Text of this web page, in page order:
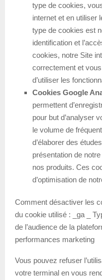
type de cookies,
internet et en utiliser
type de cookies est
identification et
cookies, notre Site
correctement et
d’utiliser les
Cookies Google
permettent
pour but d’analyser
le volume de
d’élaborer des
présentation de
nos produits. Ces
d’optimisation de
Comment désactiver les
du cookie utilisé : _ga _
de l’audience de la
performances marketing
Vous pouvez refuser
votre terminal en vous